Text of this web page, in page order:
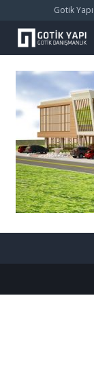
Gotik